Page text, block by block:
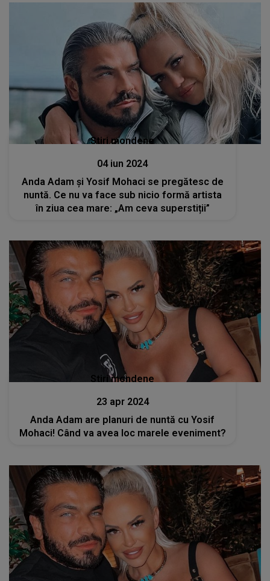
Stiri mondene
04 iun 2024
Anda Adam și Yosif Mohaci se pregătesc de
nuntă. Ce nu va face sub nicio formă artista
în ziua cea mare: „Am ceva superstiții”
Stiri mondene
23 apr 2024
Anda Adam are planuri de nuntă cu Yosif
Mohaci! Când va avea loc marele eveniment?